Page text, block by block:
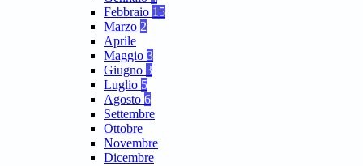
Febbraio 15
Marzo 2
Aprile
Maggio 3
Giugno 3
Luglio 5
Agosto 6
Settembre
Ottobre
Novembre
Dicembre